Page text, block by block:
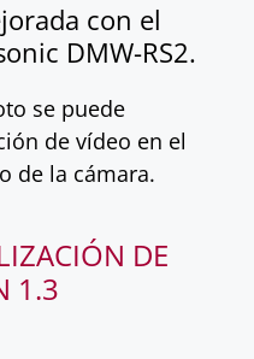
con el
DMW-RS2.
se puede
de vídeo en el
de la cámara.
DE
1.3